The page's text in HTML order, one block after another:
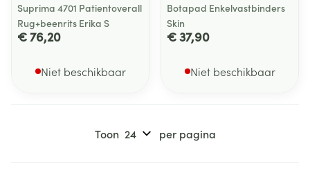
Suprima 4701 Patientoverall
Rug+beenrits Erika S
€ 76,20
Niet beschikbaar
Botapad Enkelvastbinders
Skin
€ 37,90
Niet beschikbaar
Toon per pagina